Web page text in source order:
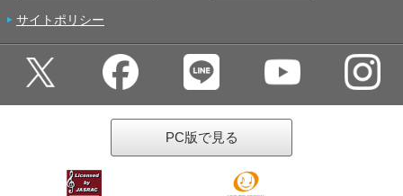
サイトポリシー
PC版で見る